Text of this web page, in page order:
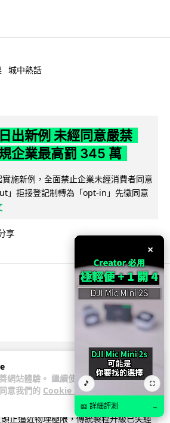
網站體驗。 繼續使用
意我們的 Cookie 政
城中熱話
出新例 未經同意嚴禁
企業最高罰 345 萬
施新例，全面禁止企業未經消費者同意
」拒接登記制轉為「opt-in」先徵同意
享
NVIDIA 已近物理極限
可繞過摩爾定律瓶頸
恒罕見接受近 5 小時專訪，警告
正逼近物理極限，傳統製程升級已失經
×
🎵 ⛶
📖 詳細評測 →